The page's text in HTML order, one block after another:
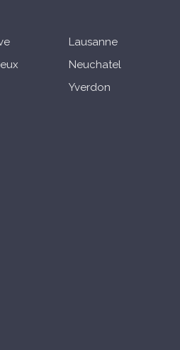
Lausanne
Neuchatel
Yverdon